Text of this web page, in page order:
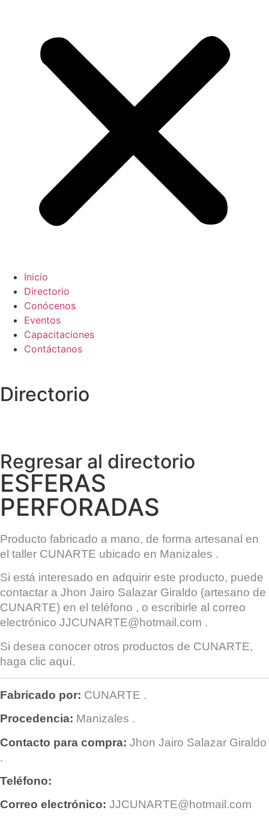
Inicio
Directorio
Conócenos
Eventos
Capacitaciones
Contáctanos
Directorio
Regresar al directorio
ESFERAS
PERFORADAS
Producto fabricado a mano, de forma artesanal en
el taller CUNARTE ubicado en Manizales .
Si está interesado en adquirir este producto, puede
contactar a Jhon Jairo Salazar Giraldo (artesano de
CUNARTE) en el teléfono , o escribirle al correo
electrónico JJCUNARTE@hotmail.com .
Si desea conocer otros productos de CUNARTE,
haga clic aquí.
Fabricado por: CUNARTE .
Procedencia: Manizales .
Contacto para compra: Jhon Jairo Salazar Giraldo
.
Teléfono:
Correo electrónico: JJCUNARTE@hotmail.com